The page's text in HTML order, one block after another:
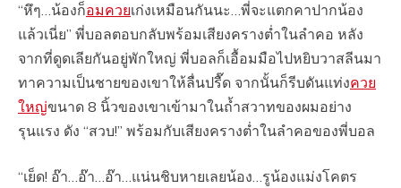
“หึๆ…น้องก็อมควยเก่งเหมือนกันนะ…พี่จะแตกคาปากน้อง
แล้วเนี่ย” พี่บอลตอบกลับพร้อมเสียงครางต่ำในลำคอ หลัง
จากที่ดูดเลียกันอยู่พักใหญ่ พี่บอลก็เอื้อมมือไปหยิบวาสลีนมา
ทาความเป็นชายของเขาให้ลื่นปรื๊ด จากนั้นก็รีบดันแท่งควย
ใหญ่ขนาด 8 นิ้วของเขาเข้ามาในถ้ำสวาทของผมอย่าง
รุนแรง ดัง “สวบ!” พร้อมกับเสียงครางต่ำในลำคอของพี่บอล
“เย็ด! อ๊า…อ๊า…อ๊า…แน่นชิบหายเลยน้อง…รูน้องแม่งโคตร